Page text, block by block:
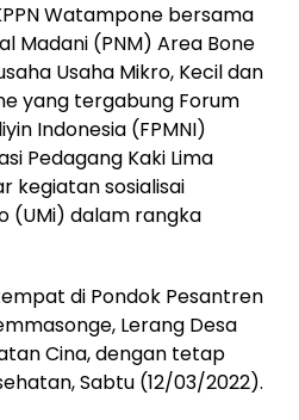
Watampone bersama
Madani (PNM) Area Bone
Usaha Mikro, Kecil dan
yang tergabung Forum
Indonesia (FPMNI)
Pedagang Kaki Lima
kegiatan sosialisai
(UMi) dalam rangka
di Pondok Pesantren
Lerang Desa
Cina, dengan tetap
Sabtu (12/03/2022).